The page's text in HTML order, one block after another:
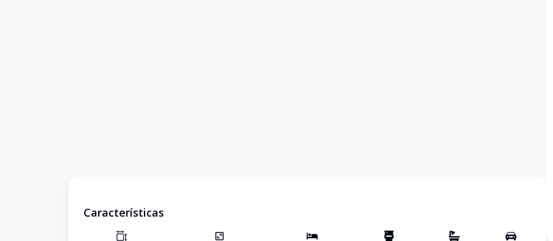
Características